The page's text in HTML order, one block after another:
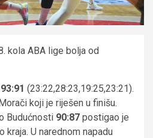
kola ABA lige bolja od
93:91 (23:22,28:23,19:25,23:21).
koji je riješen u finišu.
Budućnosti 90:87 postigao je
kraja. U narednom napadu